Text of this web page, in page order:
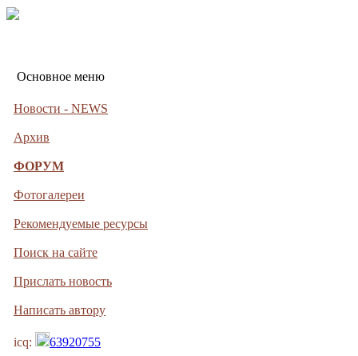
Основное меню
Новости - NEWS
Архив
ФОРУМ
Фотогалереи
Рекомендуемые ресурсы
Поиск на сайте
Прислать новость
Написать автору
icq: 63920755